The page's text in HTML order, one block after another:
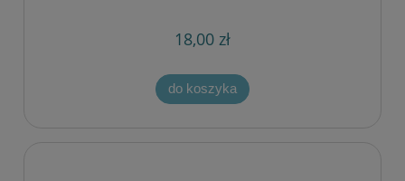
18,00 zł
do koszyka